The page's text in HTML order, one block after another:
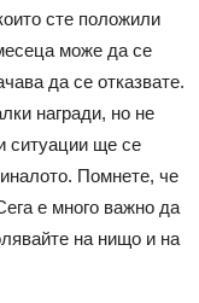
сте положили
може да се
да се отказвате.
награди, но не
ситуации ще се
Помнете, че
е много важно да
на нищо и на